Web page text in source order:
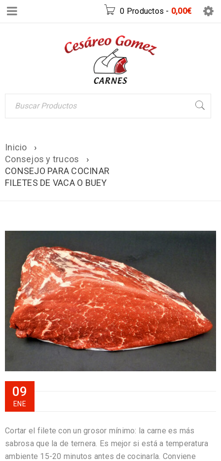
0 Productos - 0,00€
Inicio
›
Consejos y trucos
›
CONSEJO PARA COCINAR
FILETES DE VACA O BUEY
09
ENE
Cortar el filete con un grosor mínimo: la carne es más
sabrosa que la de ternera. Es mejor si está a temperatura
ambiente 15-20 minutos antes de cocinarla. Conviene